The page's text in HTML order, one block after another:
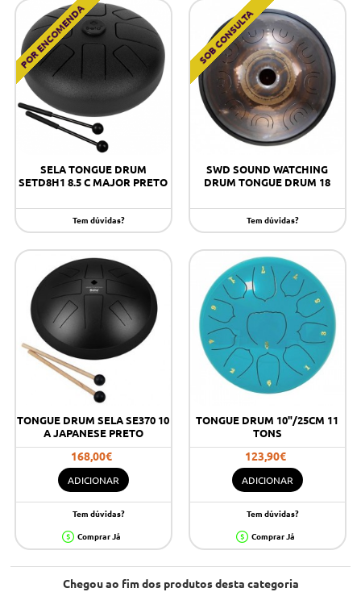
POR ENCOMENDA
SELA TONGUE DRUM
SETD8H1 8.5 C MAJOR PRETO
Tem dúvidas?
SOB CONSULTA
SWD SOUND WATCHING
DRUM TONGUE DRUM 18
Tem dúvidas?
TONGUE DRUM SELA SE370 10
A JAPANESE PRETO
168,00€
ADICIONAR
Tem dúvidas?
Comprar Já
TONGUE DRUM 10"/25CM 11
TONS
123,90€
ADICIONAR
Tem dúvidas?
Comprar Já
Chegou ao fim dos produtos desta categoria